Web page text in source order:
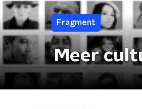
Fragment
Meer